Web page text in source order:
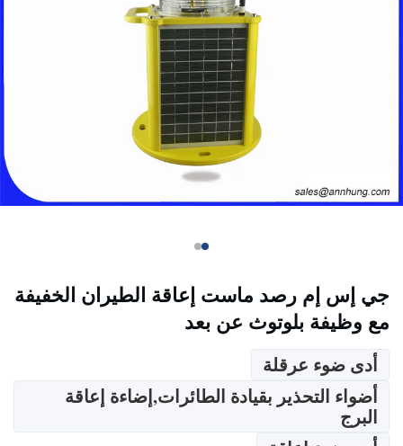
جي إس إم رصد ماست إعاقة الطيران الخفيفة
مع وظيفة بلوتوث عن بعد
أدى ضوء عرقلة
أضواء التحذير بقيادة الطائرات,إضاءة إعاقة
البرج